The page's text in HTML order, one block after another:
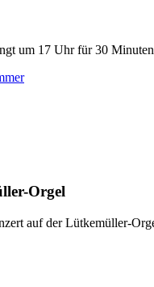
um 17 Uhr für 30
Orgel
auf der Lütkemüller-